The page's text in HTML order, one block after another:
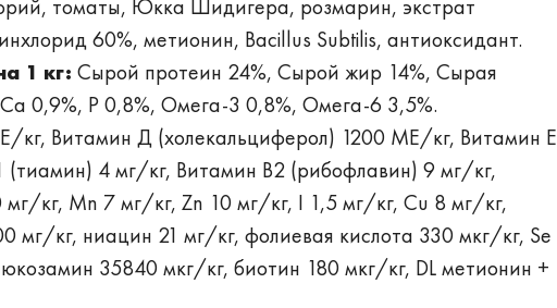
томаты, Юкка Шидигера, розмарин, экстрат
60%, метионин, Bacillus Subtilis, антиоксидант.
1 кг: Сырой протеин 24%, Сырой жир 14%, Сырая
0,9%, P 0,8%, Омега-3 0,8%, Омега-6 3,5%.
кг, Витамин Д (холекальциферол) 1200 МЕ/кг, Витамин Е
4 мг/кг, Витамин В2 (рибофлавин) 9 мг/кг,
кг, Mn 7 мг/кг, Zn 10 мг/кг, I 1,5 мг/кг, Cu 8 мг/кг,
мг/кг, ниацин 21 мг/кг, фолиевая кислота 330 мкг/кг, Se
35840 мкг/кг, биотин 180 мкг/кг, DL метионин +